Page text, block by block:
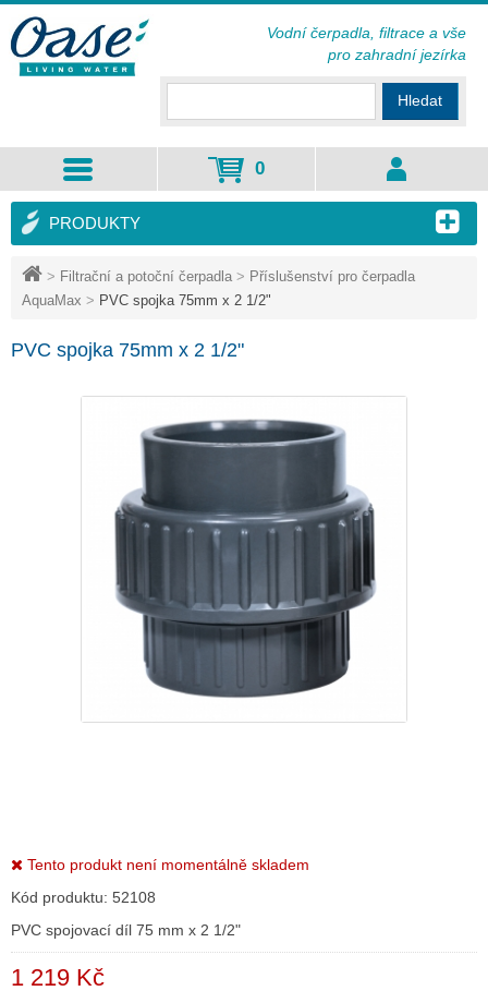
> Filtrační a potoční čerpadla > Příslušenství pro čerpadla
AquaMax > PVC spojka 75mm x 2 1/2"
PVC spojka 75mm x 2 1/2"
Tento produkt není momentálně skladem
Kód produktu: 52108
PVC spojovací díl 75 mm x 2 1/2"
1 219 Kč
PRODUKTY
Hledat
0
Vodní čerpadla, filtrace a vše
pro zahradní jezírka